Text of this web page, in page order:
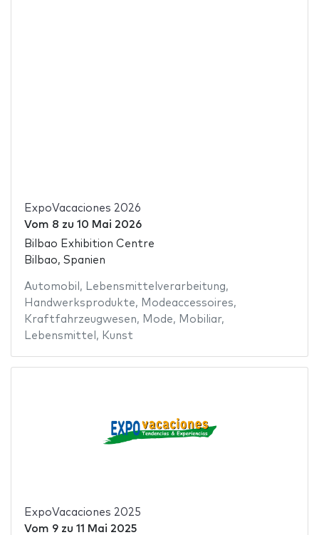
ExpoVacaciones 2026
Vom 8 zu 10 Mai 2026
Bilbao Exhibition Centre
Bilbao, Spanien
Automobil , Lebensmittelverarbeitung,
Handwerksprodukte, Modeaccessoires,
Kraftfahrzeugwesen, Mode, Mobiliar,
Lebensmittel , Kunst
ExpoVacaciones 2025
Vom 9zu 11 Mai 2025